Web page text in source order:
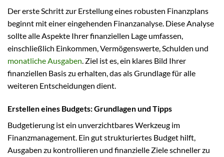
Der erste Schritt zur Erstellung eines robusten Finanzplans
beginnt mit einer eingehenden Finanzanalyse. Diese Analyse
sollte alle Aspekte Ihrer finanziellen Lage umfassen,
einschließlich Einkommen, Vermögenswerte, Schulden und
monatliche Ausgaben. Ziel ist es, ein klares Bild Ihrer
finanziellen Basis zu erhalten, das als Grundlage für alle
weiteren Entscheidungen dient.
Erstellen eines Budgets: Grundlagen und Tipps
Budgetierung ist ein unverzichtbares Werkzeug im
Finanzmanagement. Ein gut strukturiertes Budget hilft,
Ausgaben zu kontrollieren und finanzielle Ziele schneller zu